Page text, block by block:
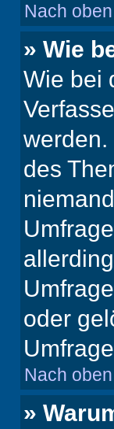
Nach oben
» Wie
Wie bei
werden.
des
oder
Nach oben
»